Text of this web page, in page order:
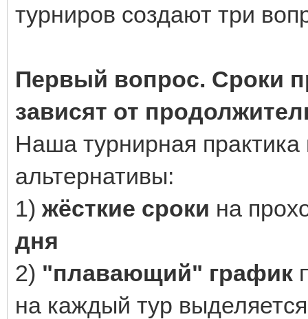
турниров создают три
Первый вопрос. Сроки
зависят от
Наша турнирная
альтернативы:
1) жёсткие сроки на
дня
2) "плавающий" график
на каждый тур